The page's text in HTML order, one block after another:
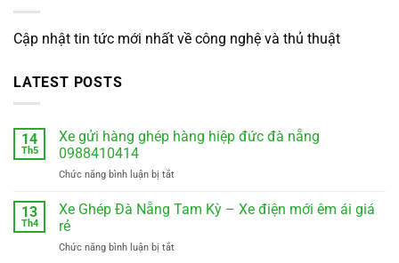
Cập nhật tin tức mới nhất về công nghệ và thủ thuật
LATEST POSTS
14
Th5
Xe gửi hàng ghép hàng hiệp đức đà nẵng
0988410414
Chức năng bình luận bị tắtở
gửi
hàng
13
Th4
Xe Ghép Đà Nẵng Tam Kỳ – Xe điện mới êm ái giá
rẻ
Chức năng bình luận bị tắtở